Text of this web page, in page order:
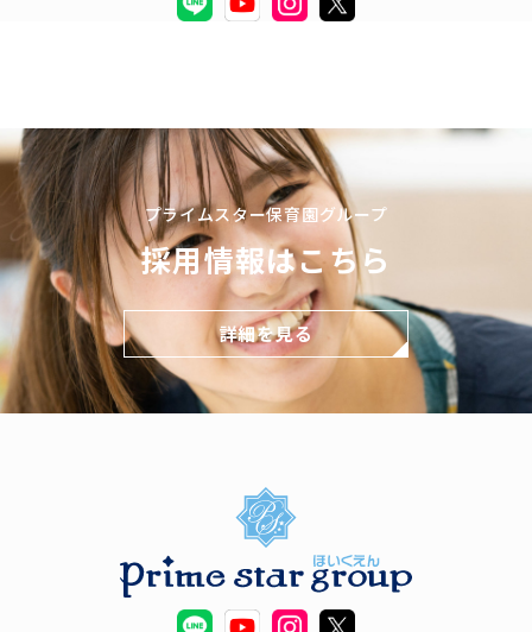
プライムスター保育園グループ
採用情報はこちら
詳細を見る